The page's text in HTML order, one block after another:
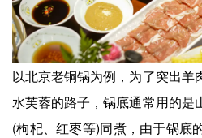
以北京老铜锅为例，为了突出羊
水芙蓉的路子，锅底通常用的是
(枸杞、红枣等)同煮，由于锅底